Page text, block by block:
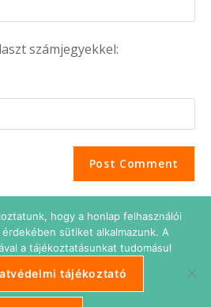
számjegyekkel:
Impresszum
Süti beállítások
hogy a honlap felhasználói
sütiket alkalmazunk. A
a tájékoztatásunkat tudomásul
tájékoztató